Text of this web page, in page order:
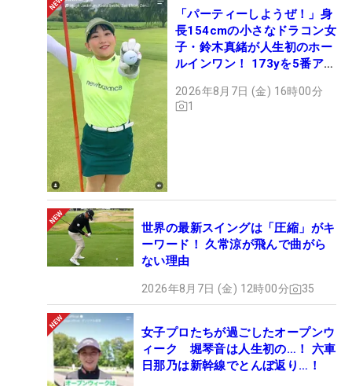
「パーティーしようぜ！」身
長154cmの小さなドラコン女
子・鈴木真緒が人生初のホー
ルインワン！ 173yを5番アイ
2026年8月7日 (金) 16時00分
1
世界の最新スイングは「圧縮」がキ
ーワード！ 久常涼が飛んで曲がら
ない理由
2026年8月7日 (金) 12時00分 35
女子プロたちが過ごしたオープンウ
ィーク 堀琴音は人生初の…！ 六車
日那乃は新幹線でとんぼ返り…！